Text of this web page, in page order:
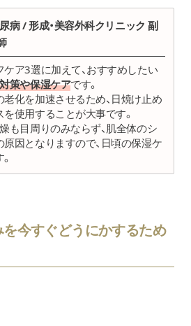
病 / 形成・美容外科クリニック 副
ケア3選に加えて、おすすめしたい
策や保湿ケアです。
化を加速させるため、日焼け止め
使用することが大事です。
も目周りのみならず、肌全体のシ
原因となりますので、日頃の保湿ケ
今すぐどうにかするため